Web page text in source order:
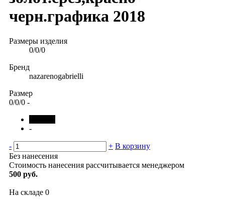
черн.графика 2018
Размеры изделия
0/0/0
Бренд
nazarenogabrielli
Размер
0/0/0 -
-
- + В корзину
Без нанесения
Стоимость нанесения рассчитывается менеджером
500 руб.
На складе 0